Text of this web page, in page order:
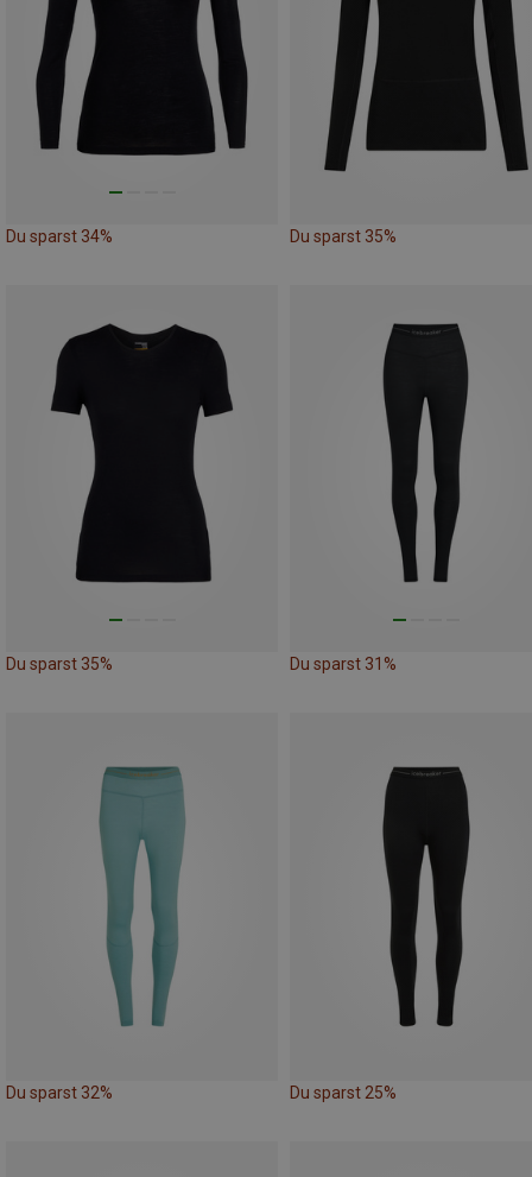
Du sparst 34% Du sparst 35%
Du sparst 35% Du sparst 31%
Du sparst 32% Du sparst 25%